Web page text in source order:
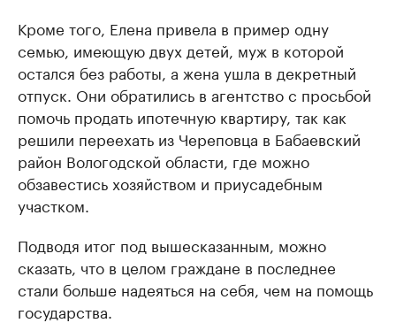
Кроме того, Елена привела в пример одну
семью, имеющую двух детей, муж в которой
остался без работы, а жена ушла в декретный
отпуск. Они обратились в агентство с просьбой
помочь продать ипотечную квартиру, так как
решили переехать из Череповца в Бабаевский
район Вологодской области, где можно
обзавестись хозяйством и приусадебным
участком.
Подводя итог под вышесказанным, можно
сказать, что в целом граждане в последнее
стали больше надеяться на себя, чем на помощь
государства.